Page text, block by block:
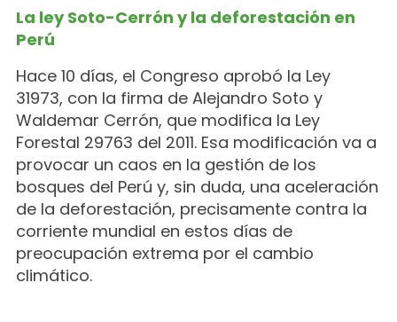
La ley Soto-Cerrón y la deforestación en
Perú
Hace 10 días, el Congreso aprobó la Ley
31973, con la firma de Alejandro Soto y
Waldemar Cerrón, que modifica la Ley
Forestal 29763 del 2011. Esa modificación va a
provocar un caos en la gestión de los
bosques del Perú y, sin duda, una aceleración
de la deforestación, precisamente contra la
corriente mundial en estos días de
preocupación extrema por el cambio
climático.